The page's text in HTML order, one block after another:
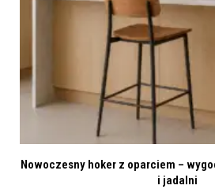
Nowoczesny hoker z oparciem –
i jadalni